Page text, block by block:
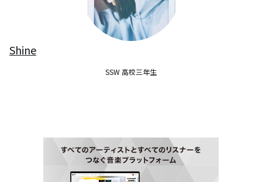
Shine
SSW 高校三年生